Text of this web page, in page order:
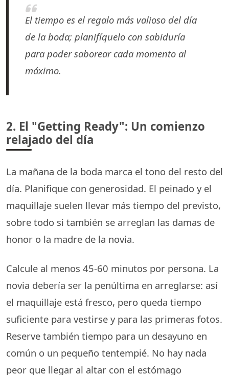
El tiempo es el regalo más valioso del día
de la boda; planifíquelo con sabiduría
para poder saborear cada momento al
máximo.
2. El "Getting Ready": Un comienzo
relajado del día
La mañana de la boda marca el tono del resto del
día. Planifique con generosidad. El peinado y el
maquillaje suelen llevar más tiempo del previsto,
sobre todo si también se arreglan las damas de
honor o la madre de la novia.
Calcule al menos 45-60 minutos por persona. La
novia debería ser la penúltima en arreglarse: así
el maquillaje está fresco, pero queda tiempo
suficiente para vestirse y para las primeras fotos.
Reserve también tiempo para un desayuno en
común o un pequeño tentempié. No hay nada
peor que llegar al altar con el estómago